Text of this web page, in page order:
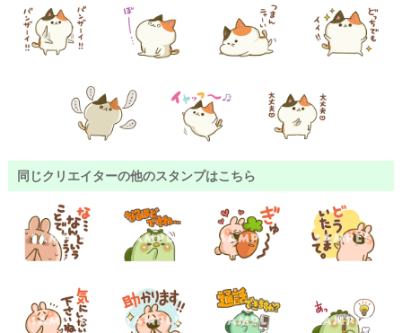
同じクリエイターの他のスタンプはこちら